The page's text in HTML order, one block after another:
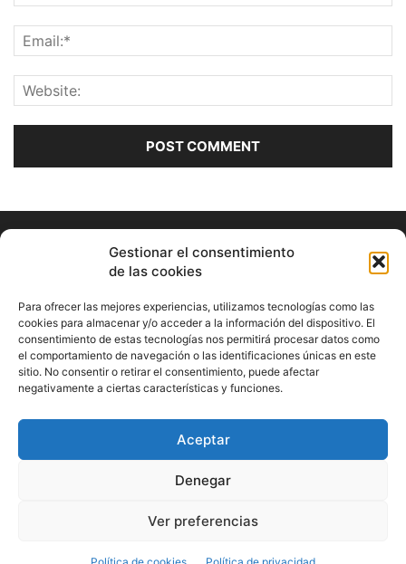
Gestionar el consentimiento
de las cookies
Para ofrecer las mejores experiencias, utilizamos tecnologías como las
cookies para almacenar y/o acceder a la información del dispositivo. El
consentimiento de estas tecnologías nos permitirá procesar datos como
el comportamiento de navegación o las identificaciones únicas en este
sitio. No consentir o retirar el consentimiento, puede afectar
negativamente a ciertas características y funciones.
Aceptar
Denegar
Ver preferencias
ABOUT US
Información Cultural de Málaga y otros de interés general
Contact us:musicamalaga55@gmail.com
FOLLOW US